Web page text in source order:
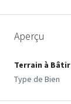
Aperçu
Terrain à Bâtir
Type de Bien